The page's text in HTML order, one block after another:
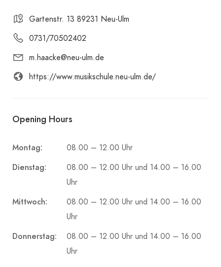
Gartenstr. 13 89231 Neu-Ulm
0731/70502402
m.haacke@neu-ulm.de
https://www.musikschule.neu-ulm.de/
Opening Hours
Montag: 08.00 – 12.00 Uhr
Dienstag:
08.00 – 12.00 Uhr und 14.00 – 16.00
Uhr
Mittwoch:
08.00 – 12.00 Uhr und 14.00 – 16.00
Uhr
Donnerstag:
08.00 – 12.00 Uhr und 14.00 – 16.00
Uhr